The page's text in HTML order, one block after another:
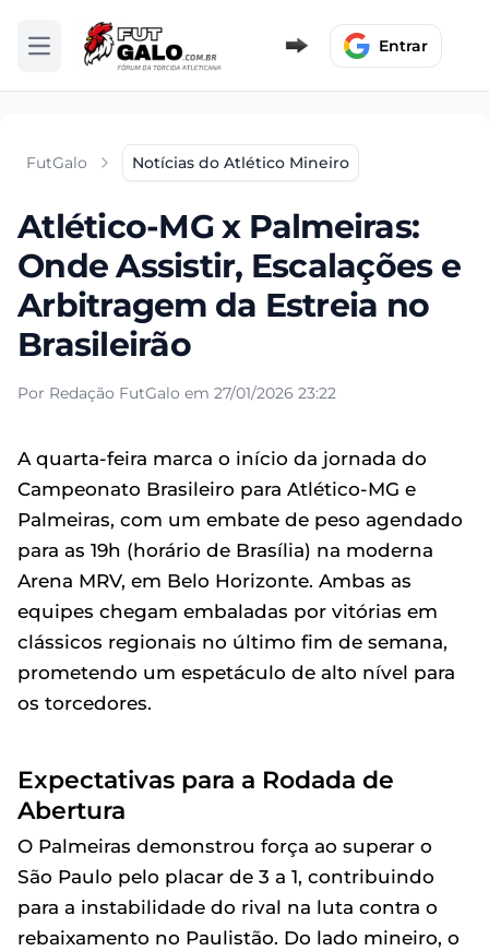
Abrir menu Entrar
FutGalo Notícias do Atlético Mineiro
Atlético-MG x Palmeiras:
Onde Assistir, Escalações e
Arbitragem da Estreia no
Brasileirão
Por Redação FutGalo em 27/01/2026 23:22
A quarta-feira marca o início da jornada do
Campeonato Brasileiro para Atlético-MG e
Palmeiras, com um embate de peso agendado
para as 19h (horário de Brasília) na moderna
Arena MRV, em Belo Horizonte. Ambas as
equipes chegam embaladas por vitórias em
clássicos regionais no último fim de semana,
prometendo um espetáculo de alto nível para
os torcedores.
Expectativas para a Rodada de
Abertura
O Palmeiras demonstrou força ao superar o
São Paulo pelo placar de 3 a 1, contribuindo
para a instabilidade do rival na luta contra o
rebaixamento no Paulistão. Do lado mineiro, o